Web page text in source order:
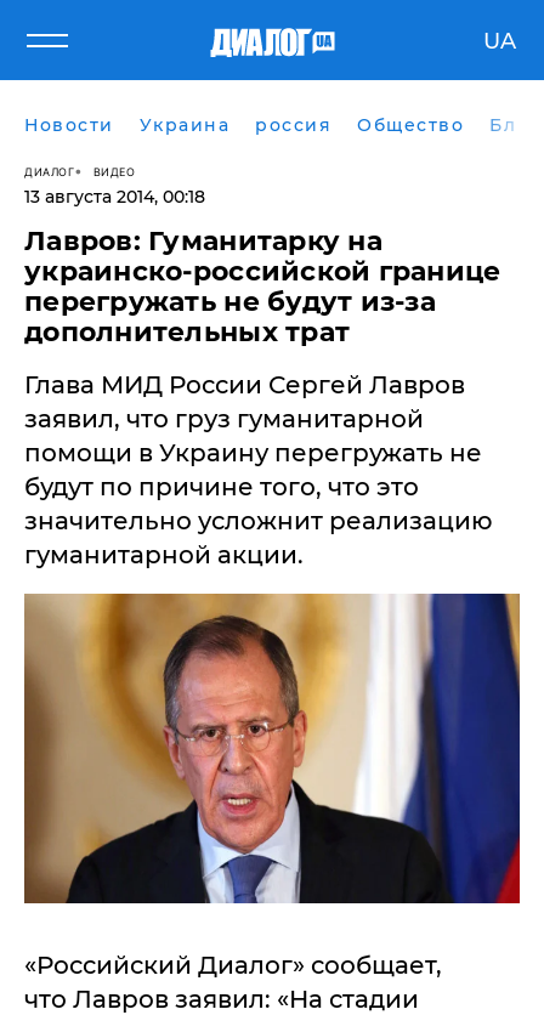
UA
Новости Украина россия Общество
ДИАЛОГ ВИДЕО
13 августа 2014, 00:18
Лавров: Гуманитарку на
украинско-российской границе
перегружать не будут из-за
дополнительных трат
Глава МИД России Сергей Лавров
заявил, что груз гуманитарной
помощи в Украину перегружать не
будут по причине того, что это
значительно усложнит реализацию
гуманитарной акции.
«Российский Диалог» сообщает,
что Лавров заявил: «На стадии